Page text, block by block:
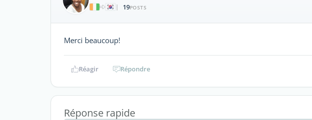
|
19POSTS
Merci beaucoup!
Réagir Répondre
Réponse rapide